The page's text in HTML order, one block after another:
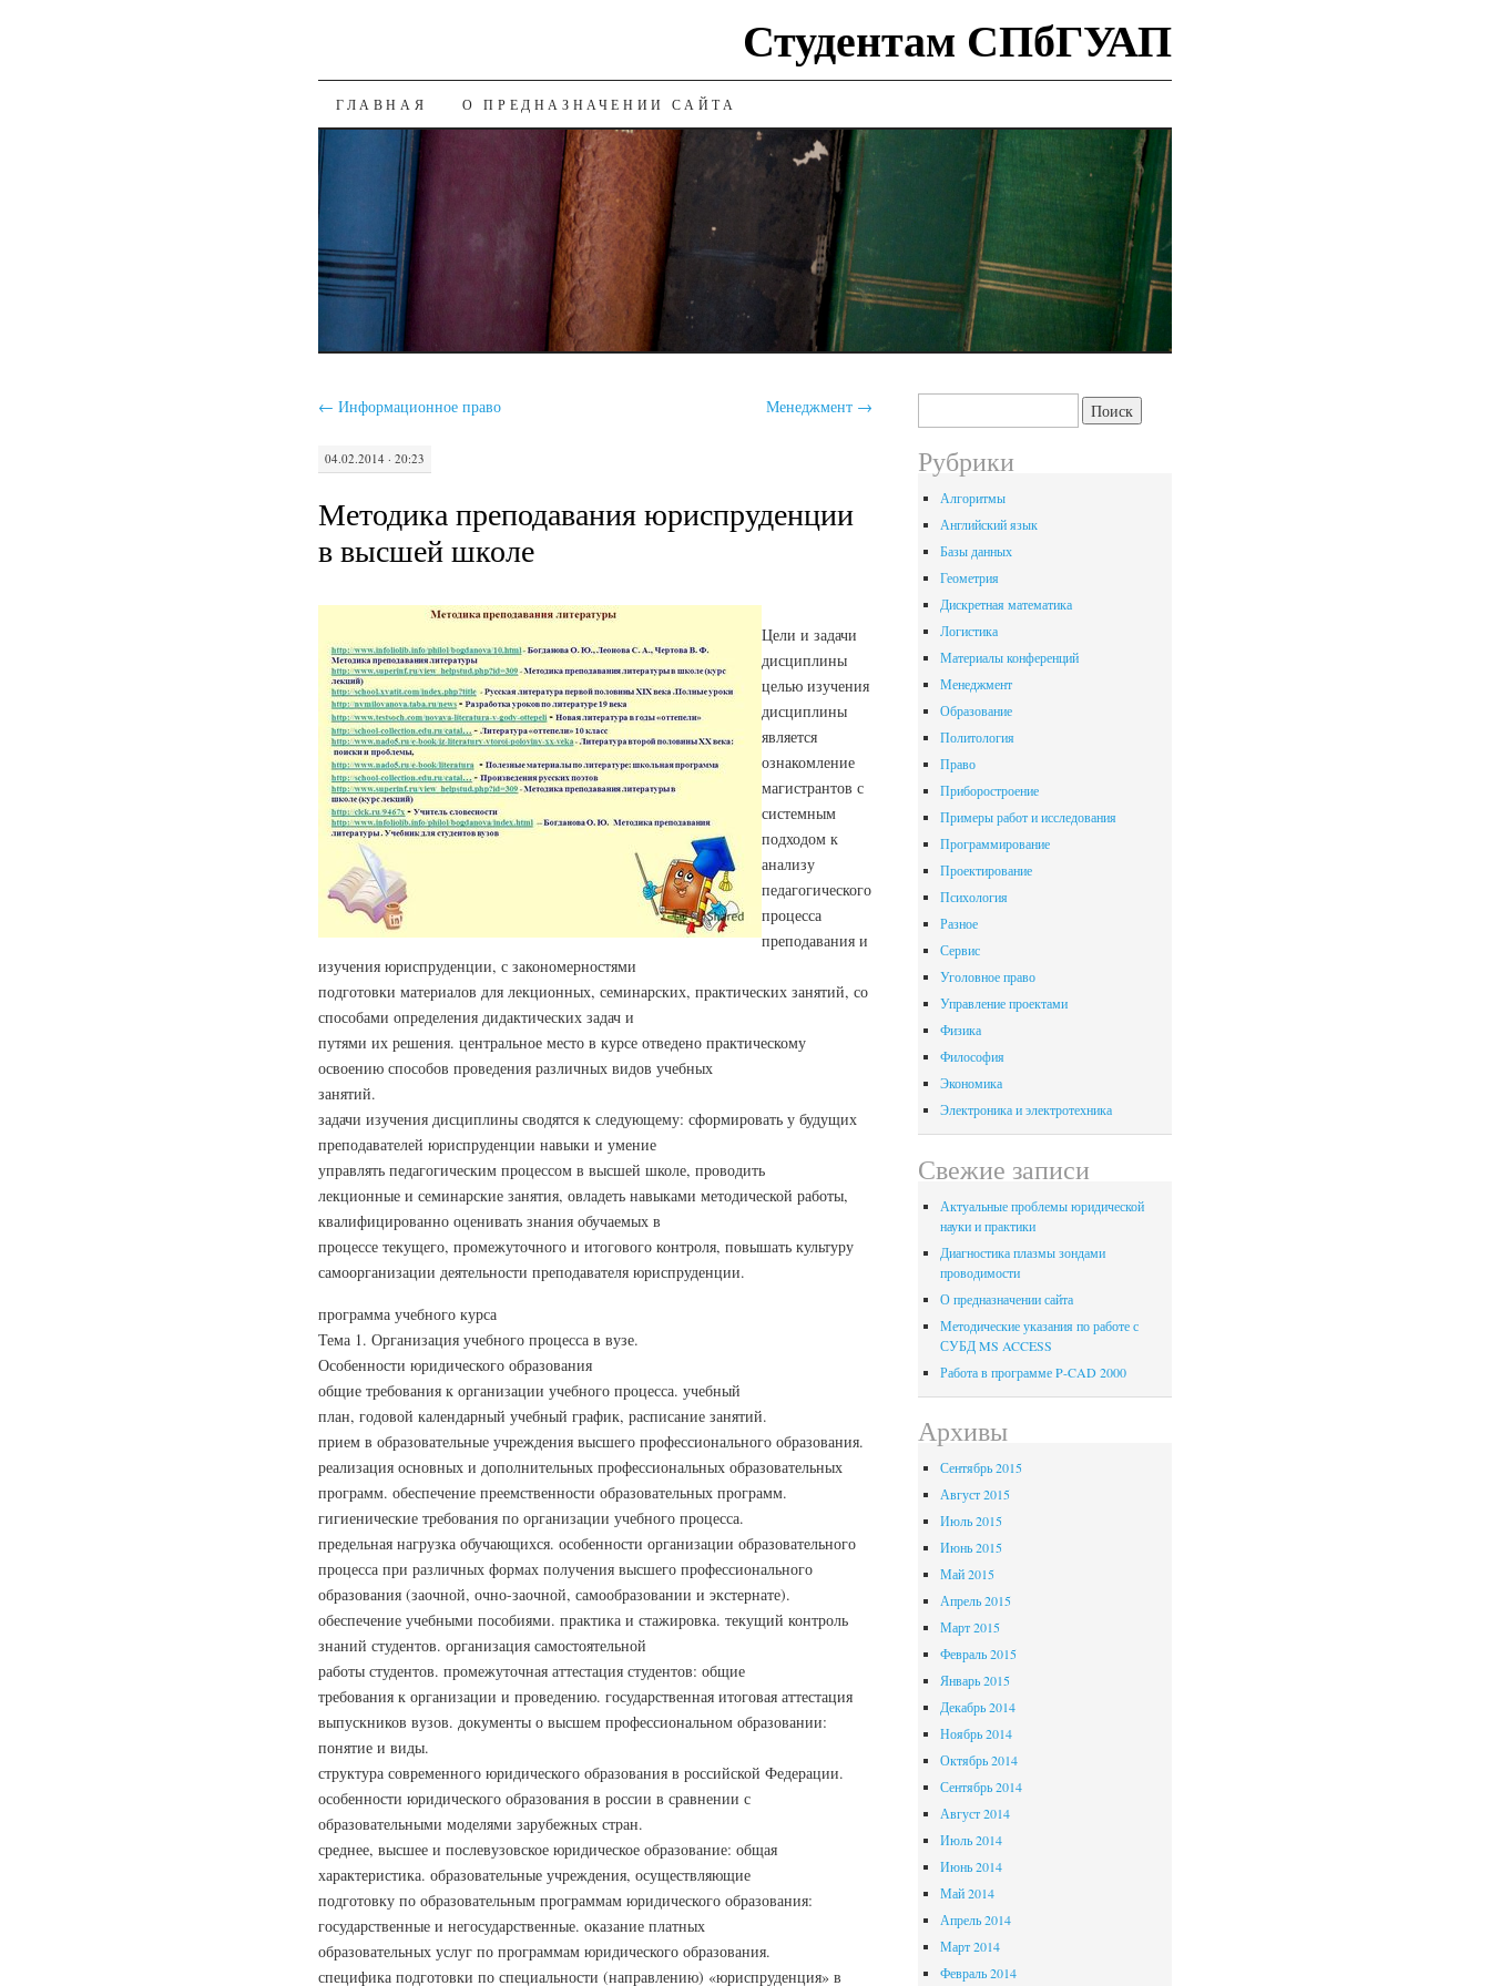
Студентам СПбГУАП
SKIP
CONTENT
ГЛАВНАЯ О ПРЕДНАЗНАЧЕНИИ САЙТА
← Информационное право Менеджмент →
04.02.2014 · 20:23
Методика преподавания юриспруденции
в высшей школе
Цели и задачи
дисциплины
целью изучения
дисциплины
является
ознакомление
магистрантов с
системным
подходом к
анализу
педагогического
процесса
преподавания и
изучения юриспруденции, с закономерностями
подготовки материалов для лекционных, семинарских, практических занятий, со
способами определения дидактических задач и
путями их решения. центральное место в курсе отведено практическому
освоению способов проведения различных видов учебных
занятий.
задачи изучения дисциплины сводятся к следующему: сформировать у будущих
преподавателей юриспруденции навыки и умение
управлять педагогическим процессом в высшей школе, проводить
лекционные и семинарские занятия, овладеть навыками методической работы,
квалифицированно оценивать знания обучаемых в
процессе текущего, промежуточного и итогового контроля, повышать культуру
самоорганизации деятельности преподавателя юриспруденции.
программа учебного курса
Тема 1. Организация учебного процесса в вузе.
Особенности юридического образования
общие требования к организации учебного процесса. учебный
план, годовой календарный учебный график, расписание занятий.
прием в образовательные учреждения высшего профессионального образования.
реализация основных и дополнительных профессиональных образовательных
программ. обеспечение преемственности образовательных программ.
гигиенические требования по организации учебного процесса.
предельная нагрузка обучающихся. особенности организации образовательного
процесса при различных формах получения высшего профессионального
образования (заочной, очно-заочной, самообразовании и экстернате).
обеспечение учебными пособиями. практика и стажировка. текущий контроль
знаний студентов. организация самостоятельной
работы студентов. промежуточная аттестация студентов: общие
требования к организации и проведению. государственная итоговая аттестация
выпускников вузов. документы о высшем профессиональном образовании:
понятие и виды.
структура современного юридического образования в российской Федерации.
особенности юридического образования в россии в сравнении с
образовательными моделями зарубежных стран.
среднее, высшее и послевузовское юридическое образование: общая
характеристика. образовательные учреждения, осуществляющие
подготовку по образовательным программам юридического образования:
государственные и негосударственные. оказание платных
образовательных услуг по программам юридического образования.
специфика подготовки по специальности (направлению) «юриспруденция» в
Рубрики
Алгоритмы
Английский язык
Базы данных
Геометрия
Дискретная математика
Логистика
Материалы конференций
Менеджмент
Образование
Политология
Право
Приборостроение
Примеры работ и исследования
Программирование
Проектирование
Психология
Разное
Сервис
Уголовное право
Управление проектами
Физика
Философия
Экономика
Электроника и электротехника
Свежие записи
Актуальные проблемы юридической
науки и практики
Диагностика плазмы зондами
проводимости
О предназначении сайта
Методические указания по работе с
СУБД MS ACCESS
Работа в программе P-CAD 2000
Архивы
Сентябрь 2015
Август 2015
Июль 2015
Июнь 2015
Май 2015
Апрель 2015
Март 2015
Февраль 2015
Январь 2015
Декабрь 2014
Ноябрь 2014
Октябрь 2014
Сентябрь 2014
Август 2014
Июль 2014
Июнь 2014
Май 2014
Апрель 2014
Март 2014
Февраль 2014